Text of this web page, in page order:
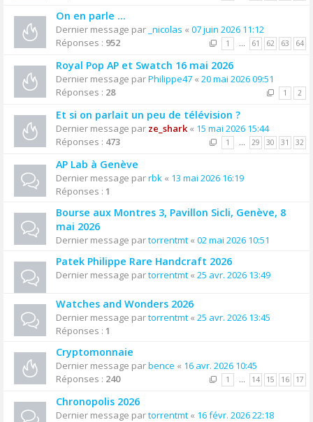
On en parle ...
Dernier message par _nicolas « 07 juin 2026 11:12
Réponses : 952 1 … 61 62 63 64
Royal Pop AP et Swatch 16 mai 2026
Dernier message parPhilippe47 « 20 mai 2026 09:51
Réponses : 28 1 2
Et si on parlait un peu de télévision ?
Dernier message par ze_shark« 15 mai 2026 15:44
Réponses : 473 1 … 29 30 31 32
AP Lab à Genève
Dernier message parrbk « 13 mai 2026 16:19
Réponses : 1
Bourse aux Montres 3, Pavillon Sicli, Genève, 8
mai 2026
Dernier message partorrentmt « 02 mai 2026 10:51
Patek Philippe Rare Handcraft 2026
Dernier message partorrentmt « 25 avr. 2026 13:49
Watches and Wonders 2026
Dernier message partorrentmt « 25 avr. 2026 13:45
Réponses : 1
Cryptomonnaie
Dernier message parbence « 16 avr. 2026 10:45
Réponses : 240 1 … 14 15 16 17
Chronopolis 2026
Dernier message partorrentmt « 16 févr. 2026 22:18